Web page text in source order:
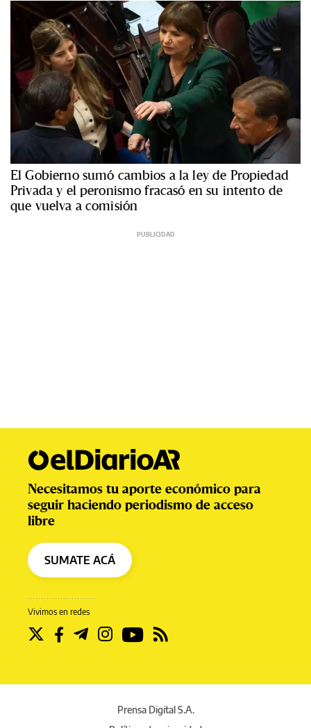
El Gobierno sumó cambios a la ley de Propiedad
Privada y el peronismo fracasó en su intento de
que vuelva a comisión
Vivimos en redes
Necesitamos tu aporte económico para
seguir haciendo periodismo de acceso
libre
SUMATE ACÁ
Prensa Digital S.A.